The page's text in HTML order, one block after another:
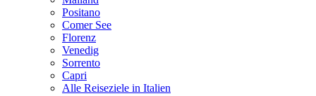
Positano
Comer See
Florenz
Venedig
Sorrento
Capri
Alle Reiseziele in Italien